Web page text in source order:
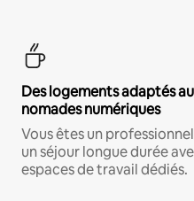
Des logements adaptés
nomades numériques
Vous êtes un
un séjour longue durée
espaces de travail dédiés.